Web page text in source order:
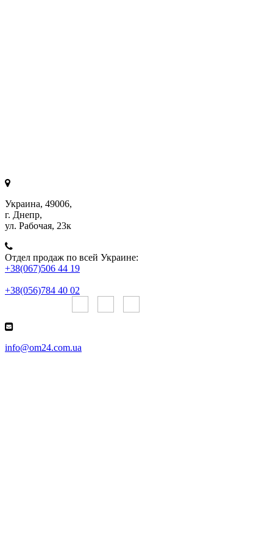
Украина, 49006,
г. Днепр,
ул. Рабочая, 23к
Отдел продаж по всей Украине:
+38(067)506 44 19
+38(056)784 40 02
info@om24.com.ua